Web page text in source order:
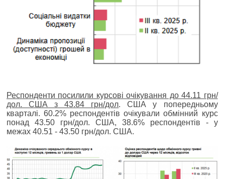
Респонденти посилили курсові очікування до 44.11 грн/
дол. США з 43.84 грн/дол. США у попередньому
кварталі. 60.2% респондентів очікували обмінний курс
понад 43.50 грн/дол. США, 38.6% респондентів - у
межах 40.51 - 43.50 грн/дол. США.